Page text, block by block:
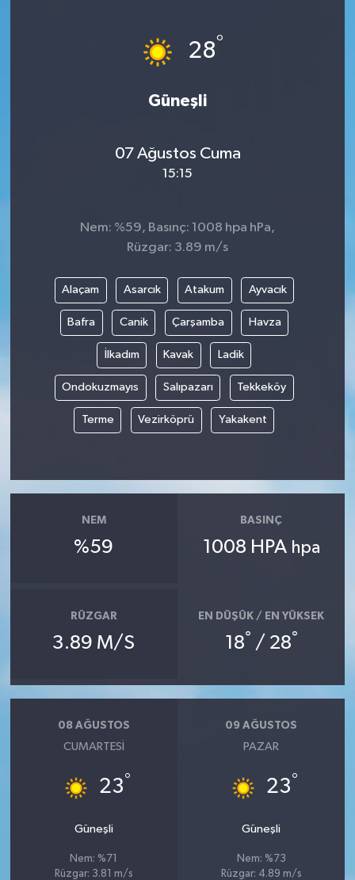
28°
Güneşli
07 Ağustos Cuma
15:15
Nem: %59, Basınç: 1008 hpa hPa,
Rüzgar: 3.89 m/s
Alaçam Asarcık Atakum Ayvacık
Bafra Canik Çarşamba Havza
İlkadım Kavak Ladik
Ondokuzmayıs Salıpazarı Tekkeköy
Terme Vezirköprü Yakakent
NEM
%59
BASINÇ
1008 HPA hpa
RÜZGAR
3.89 M/S
EN DÜŞÜK / EN YÜKSEK
18° / 28°
08 AĞUSTOS
CUMARTESI
23°
Güneşli
Nem: %71
Rüzgar: 3.81 m/s
09 AĞUSTOS
PAZAR
23°
Güneşli
Nem: %73
Rüzgar: 4.89 m/s